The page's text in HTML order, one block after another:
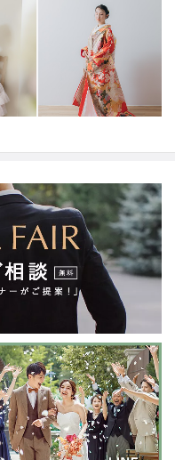
プランを提案させていた
切りサロンなので、ゆっ
様連れも安心して撮影で
きたスタッフがばかり。
持ち、写真、ヘアメイク
クオリティーでご提供い